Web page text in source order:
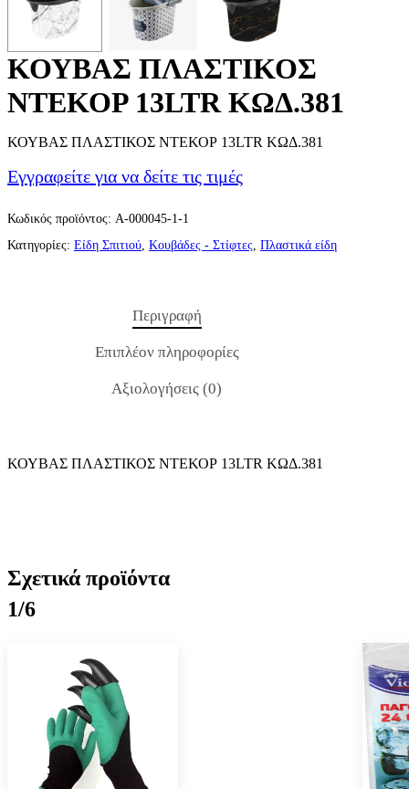
ΚΟΥΒΑΣ ΠΛΑΣΤΙΚΟΣ
ΝΤΕΚΟΡ 13LTR ΚΩΔ.381
ΚΟΥΒΑΣ ΠΛΑΣΤΙΚΟΣ ΝΤΕΚΟΡ 13LTR ΚΩΔ.381
Εγγραφείτε για να δείτε τις τιμές
Κωδικός προϊόντος: A-000045-1-1
Κατηγορίες: Είδη Σπιτιού, Κουβάδες - Στίφτες, Πλαστικά είδη
Περιγραφή
Επιπλέον πληροφορίες
Αξιολογήσεις (0)
ΚΟΥΒΑΣ ΠΛΑΣΤΙΚΟΣ ΝΤΕΚΟΡ 13LTR ΚΩΔ.381
Σχετικά προϊόντα
1/6